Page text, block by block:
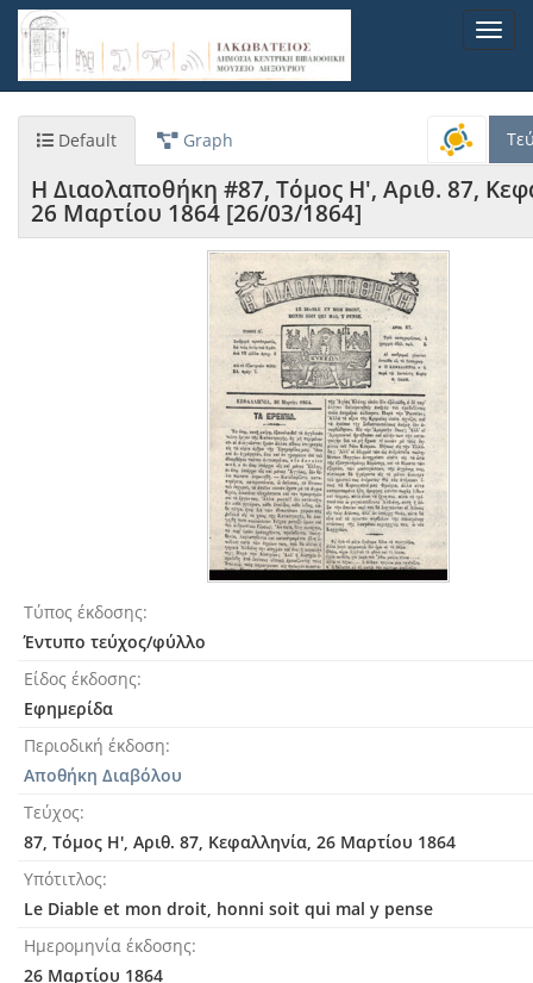
Παράκαμψη
προς
κυρίως
Default Graph
Η Διαολαποθήκη #87, Τόμος Η', Αριθ. 87,
26 Μαρτίου 1864 [26/03/1864]
Τύπος έκδοσης
Έντυπο τεύχος/φύλλο
Είδος έκδοσης
Εφημερίδα
Περιοδική έκδοση
Αποθήκη Διαβόλου
Τεύχος
87, Τόμος Η', Αριθ. 87, Κεφαλληνία, 26 Μαρτίου 1864
Υπότιτλος
Le Diable et mon droit, honni soit qui mal y pense
Ημερομηνία έκδοσης
26 Μαρτίου 1864